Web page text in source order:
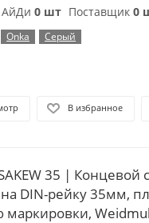
АйДи 0 шт Поставщик 0
Onka Серый
В избранное
35 | Концевой
DIN-рейку 35мм,
маркировки,